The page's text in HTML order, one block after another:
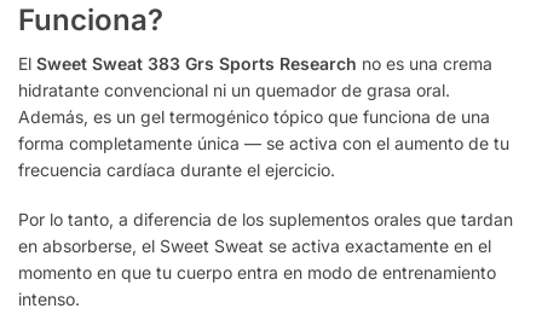
Funciona?
El Sweet Sweat 383 Grs Sports Research no es una crema
hidratante convencional ni un quemador de grasa oral.
Además, es un gel termogénico tópico que funciona de una
forma completamente única — se activa con el aumento de tu
frecuencia cardíaca durante el ejercicio.
Por lo tanto, a diferencia de los suplementos orales que tardan
en absorberse, el Sweet Sweat se activa exactamente en el
momento en que tu cuerpo entra en modo de entrenamiento
intenso.